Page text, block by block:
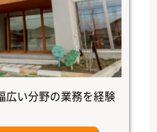
広い分野の業務を経験